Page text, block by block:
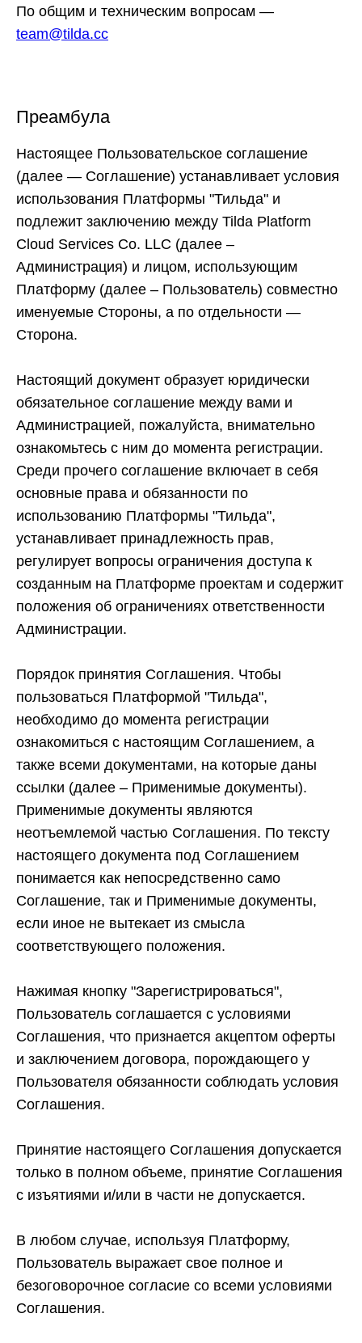
По общим и техническим вопросам —
team@tilda.cc
Преамбула
Настоящее Пользовательское соглашение
(далее — Соглашение) устанавливает условия
использования Платформы "Тильда" и
подлежит заключению между Tilda Platform
Cloud Services Co. LLC (далее –
Администрация) и лицом, использующим
Платформу (далее – Пользователь) совместно
именуемые Стороны, а по отдельности —
Сторона.
Настоящий документ образует юридически
обязательное соглашение между вами и
Администрацией, пожалуйста, внимательно
ознакомьтесь с ним до момента регистрации.
Среди прочего соглашение включает в себя
основные права и обязанности по
использованию Платформы "Тильда",
устанавливает принадлежность прав,
регулирует вопросы ограничения доступа к
созданным на Платформе проектам и содержит
положения об ограничениях ответственности
Администрации.
Порядок принятия Соглашения. Чтобы
пользоваться Платформой "Тильда",
необходимо до момента регистрации
ознакомиться с настоящим Соглашением, а
также всеми документами, на которые даны
ссылки (далее – Применимые документы).
Применимые документы являются
неотъемлемой частью Соглашения. По тексту
настоящего документа под Соглашением
понимается как непосредственно само
Соглашение, так и Применимые документы,
если иное не вытекает из смысла
соответствующего положения.
Нажимая кнопку "Зарегистрироваться",
Пользователь соглашается с условиями
Соглашения, что признается акцептом оферты
и заключением договора, порождающего у
Пользователя обязанности соблюдать условия
Соглашения.
Принятие настоящего Соглашения допускается
только в полном объеме, принятие Соглашения
с изъятиями и/или в части не допускается.
В любом случае, используя Платформу,
Пользователь выражает свое полное и
безоговорочное согласие со всеми условиями
Соглашения.